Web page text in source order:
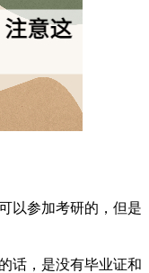
以参加考研的，但是
话，是没有毕业证和